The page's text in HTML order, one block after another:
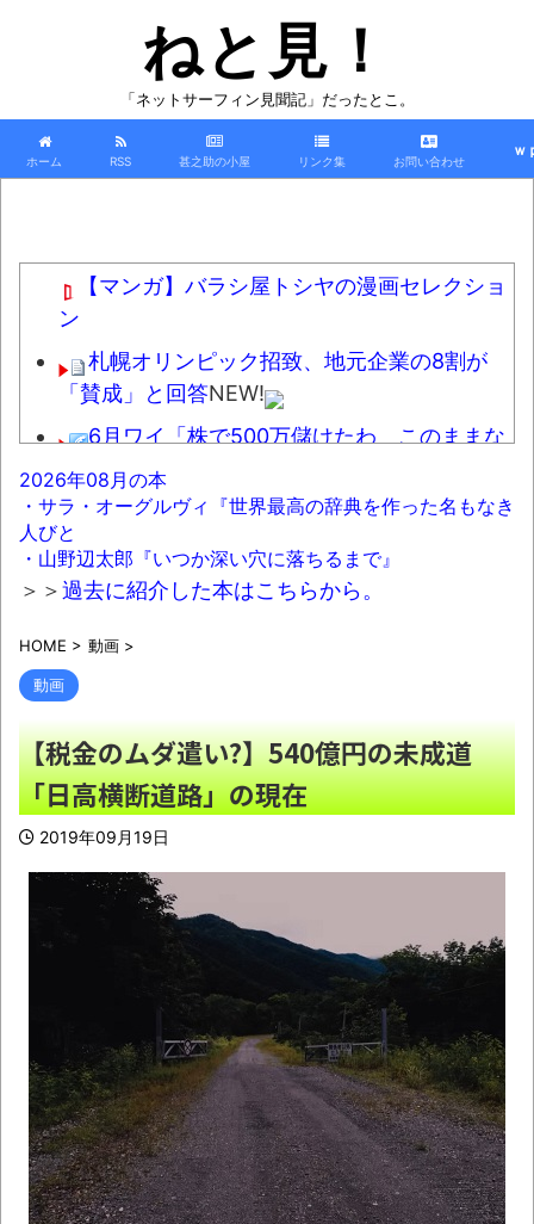
ねと見！
「ネットサーフィン見聞記」だったとこ。
ホーム RSS 甚之助の小屋 リンク集 お問い合わせ
ｗ
【マンガ】バラシ屋トシヤの漫画セレクショ
ン
札幌オリンピック招致、地元企業の8割が
「賛成」と回答NEW!
6月ワイ「株で500万儲けたわ このままな
ら仕事辞めれるかも」→２ヶ月後...
【九州名物】鶏刺し食べた医師、全身麻痺
へ…「死んだほうが良かったと思っていた」
NEW!
開」って結局なんだと思う？
NEW!
【衝撃】ワイ、保険金2億円と遺産6000万
円を相続したら「こう」なった・・・NEW!
【動画】DJI Neo2で釣りの自撮りをしよう
とした男の悲劇（ノ∇`）NEW!
【朗報】Twitter(X)、転載やヘイターが暴れ
すぎて収益化が9/7に終わるｗｗｗｗｗNEW!
非正規が給料上がらないのって当たり前じ
絵師「アナログ絵で独学でここまで成長し
ましたー！」→AIイラストだろと批判殺到→絵
師「本日をもちまして全てを終えようと思いま
す」→しかし・・・NEW!
【豪快】ある蕎麦屋の店頭サンプルが“誇張
2026年08月の本
・サラ・オーグルヴィ『世界最高の辞典を作った名もなき
人びと
・山野辺太郎『いつか深い穴に落ちるまで』
＞＞過去に紹介した本はこちらから。
HOME > 動画 >
動画
【税金のムダ遣い?】540億円の未成道
「日高横断道路」の現在
2019年09月19日